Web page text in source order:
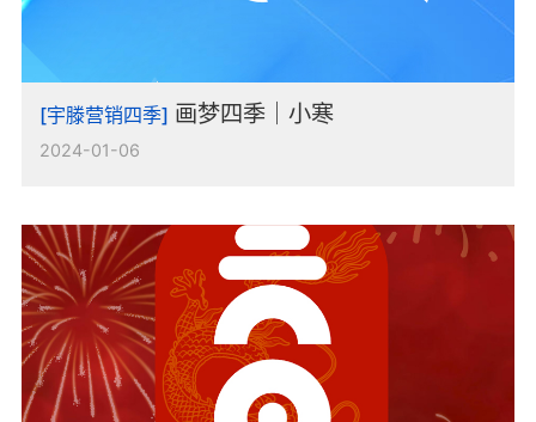
[宇滕营销四季] 画梦四季｜小寒
2024-01-06